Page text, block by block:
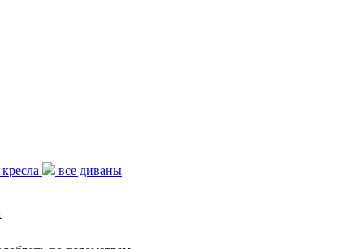
кресла все диваны